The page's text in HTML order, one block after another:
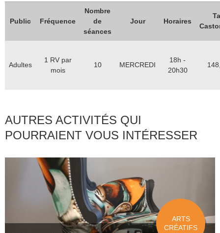
Public Fréquence
Nombre
de
séances
Jour Horaires
Adultes
1 RV par
mois
10 MERCREDI
18h -
20h30
AUTRES ACTIVITÉS QUI
POURRAIENT VOUS INTÉRESSER
ARTS
CRÉATIFS